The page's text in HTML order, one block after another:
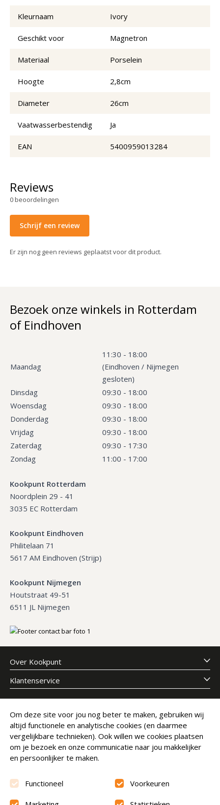
Kleurnaam Ivory
Geschikt voor Magnetron
Materiaal Porselein
Hoogte 2,8cm
Diameter 26cm
Vaatwasserbestendig Ja
EAN 5400959013284
Reviews
0beoordelingen
Schrijf een review
Er zijn nog geen reviews geplaatst voor dit product.
Bezoek onze winkels in Rotterdam
of Eindhoven
Maandag
11:30 - 18:00
(Eindhoven / Nijmegen
gesloten)
Dinsdag
09:30 - 18:00
Woensdag
09:30 - 18:00
Donderdag
09:30 - 18:00
Vrijdag
09:30 - 18:00
Zaterdag
09:30 - 17:30
Zondag
11:00 - 17:00
Kookpunt Rotterdam
Noordplein 29 - 41
3035 EC Rotterdam
Kookpunt Eindhoven
Philitelaan 71
5617 AM Eindhoven (Strijp)
Kookpunt Nijmegen
Houtstraat 49-51
6511 JL Nijmegen
Over Kookpunt
Klantenservice
Meld je aan voor onze nieuwsbrief
E-mailadres
Abonneer
Om deze site voor jou nog beter te maken, gebruiken wij
altijd functionele en analytische cookies (en daarmee
vergelijkbare technieken). Ook willen we cookies plaatsen
om je bezoek en onze communicatie naar jou makkelijker
en persoonlijker te maken.
Functioneel Voorkeuren